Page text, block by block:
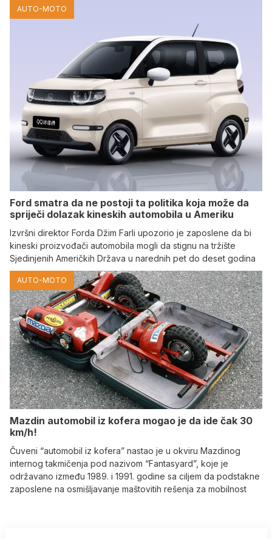
AUTO-MOTO
Ford smatra da ne postoji ta politika koja može da
spriječi dolazak kineskih automobila u Ameriku
Izvršni direktor Forda Džim Farli upozorio je zaposlene da bi
kineski proizvođači automobila mogli da stignu na tržište
Sjedinjenih Američkih Država u narednih pet do deset godina
AUTO-MOTO
Mazdin automobil iz kofera mogao je da ide čak 30
km/h!
Čuveni “automobil iz kofera” nastao je u okviru Mazdinog
internog takmičenja pod nazivom “Fantasyard”, koje je
održavano između 1989. i 1991. godine sa ciljem da podstakne
zaposlene na osmišljavanje maštovitih rešenja za mobilnost